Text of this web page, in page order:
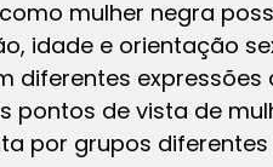
mulher negra
idade e orientação
diferentes
pontos de vista de
por grupos